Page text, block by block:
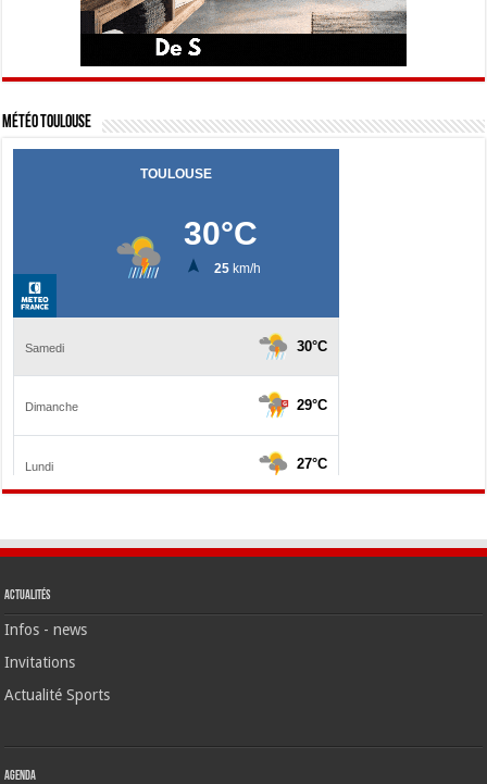
Météo Toulouse
Actualités
Infos - news
Invitations
Actualité Sports
Agenda